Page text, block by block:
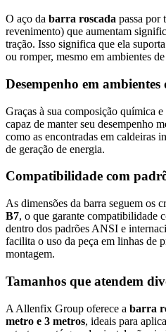
O aço da barra roscada passa por
revenimento) que aumentam
tração. Isso significa que ela
ou romper, mesmo em ambientes
Desempenho em
Graças à sua composição química
capaz de manter seu desempenho
como as encontradas em caldeiras
de geração de energia.
Compatibilidade com
As dimensões da barra seguem os
B7, o que garante compatibilidade
dentro dos padrões ANSI e
facilita o uso da peça em linhas de
montagem.
Tamanhos que atendem
A Allenfix Group oferece a barra
metro e 3 metros, ideais para